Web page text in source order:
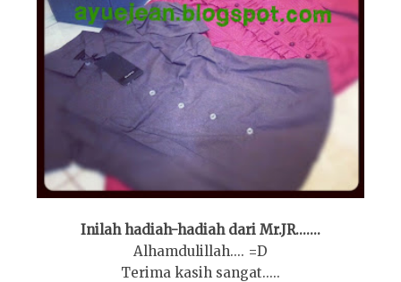
Inilah hadiah-hadiah dari Mr.JR.......
Alhamdulillah.... =D
Terima kasih sangat.....